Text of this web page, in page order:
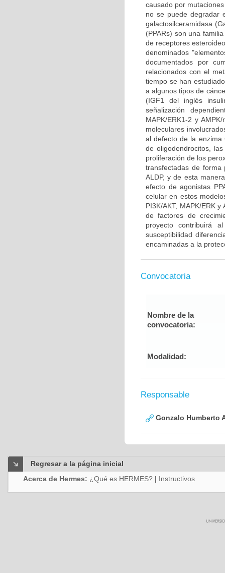
causado por
no se puede degradar
galactosilceramidasa
(PPARs) son una
de receptores
denominados
documentados por
relacionados con el
tiempo se han
a algunos tipos de
(IGF1 del inglés
señalización
MAPK/ERK1-2 y
moleculares
al defecto de la enzima
de oligodendrocitos,
proliferación de los
transfectadas de forma
ALDP, y de esta
efecto de agonistas
celular en estos
PI3K/AKT, MAPK/ERK
de factores de
proyecto contribuirá
susceptibilidad
encaminadas a la
Convocatoria
Nombre de la
convocatoria:
Modalidad:
Responsable
Gonzalo Humberto
Regresar a la página inicial
Acerca de Hermes: ¿Qué es HERMES? | Instructivos